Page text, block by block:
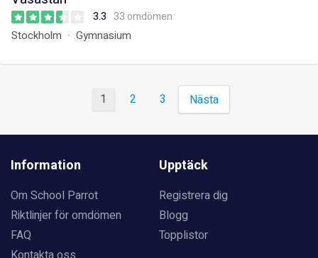
3.3 33 omdömen
Stockholm Gymnasium
1 2 3 Nästa
Information
Om School Parrot
Riktlinjer för omdömen
FAQ
Upptäck
Registrera dig
Blogg
Topplistor